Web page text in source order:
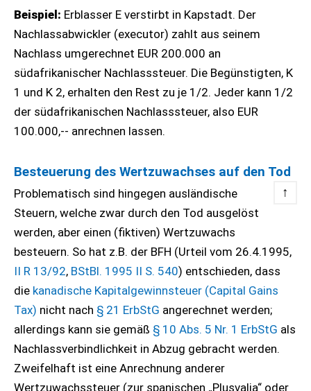
Beispiel: Erblasser E verstirbt in Kapstadt. Der
Nachlassabwickler (executor) zahlt aus seinem
Nachlass umgerechnet EUR 200.000 an
südafrikanischer Nachlasssteuer. Die Begünstigten, K
1 und K 2, erhalten den Rest zu je 1/2. Jeder kann 1/2
der südafrikanischen Nachlasssteuer, also EUR
100.000,-- anrechnen lassen.
Besteuerung des Wertzuwachses auf den Tod
↑
Problematisch sind hingegen ausländische
Steuern, welche zwar durch den Tod ausgelöst
werden, aber einen (fiktiven) Wertzuwachs
besteuern. So hat z.B. der BFH (Urteil vom 26.4.1995,
II R 13/92, BStBl. 1995 II S. 540) entschieden, dass
die kanadische Kapitalgewinnsteuer (Capital Gains
Tax) nicht nach § 21 ErbStG angerechnet werden;
allerdings kann sie gemäß § 10 Abs. 5 Nr. 1 ErbStG als
Nachlassverbindlichkeit in Abzug gebracht werden.
Zweifelhaft ist eine Anrechnung anderer
Wertzuwachssteuer (zur spanischen „Plusvalia“ oder